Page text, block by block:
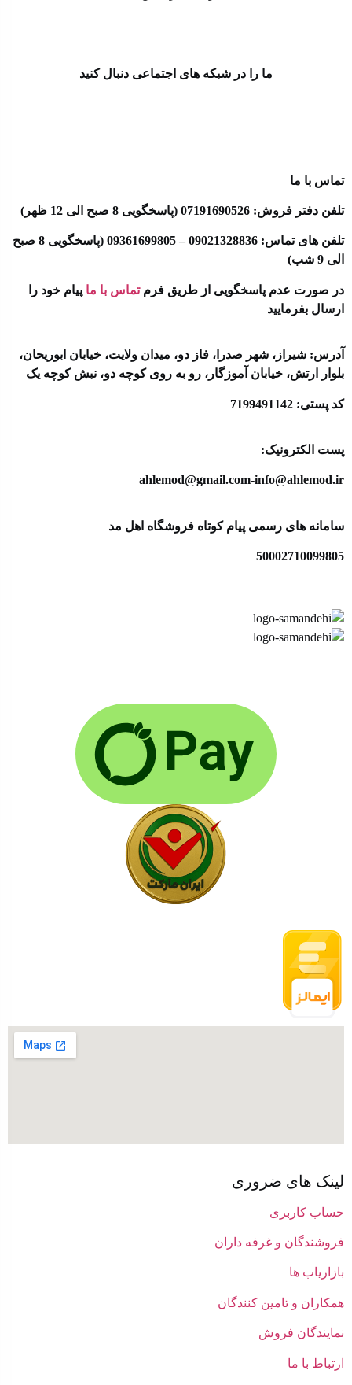
ما را در شبکه های اجتماعی دنبال کنید
تماس با ما
تلفن دفتر فروش: 07191690526 (پاسخگویی 8 صبح الی 12 ظهر)
تلفن های تماس: 09021328836 – 09361699805 (پاسخگویی 8 صبح
الی 9 شب)
در صورت عدم پاسخگویی از طریق فرمتماس با ما پیام خود را
ارسال بفرمایید
آدرس: شیراز، شهر صدرا، فاز دو، میدان ولایت، خیابان ابوریحان،
بلوار ارتش، خیابان آموزگار، رو به روی کوچه دو، نبش کوچه یک
کد پستی: 7199491142
پست الکترونیک:
ahlemod@gmail.com-info@ahlemod.ir​
سامانه های رسمی پیام کوتاه فروشگاه اهل مد
50002710099805
لینک های ضروری
حساب کاربری
فروشندگان و غرفه داران
بازاریاب ها
همکاران و تامین کنندگان
نمایندگان فروش
ارتباط با ما